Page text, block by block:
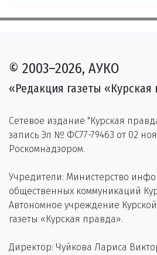
© 2003–2026, АУКО
«Редакция газеты «Курская
Сетевое издание "Курская
запись Эл № ФС77-79463 от 02
Роскомнадзором.
Учредители: Министерство
общественных коммуникаций
Автономное учреждение
газеты «Курская правда».
Директор: Чуйкова Лариса